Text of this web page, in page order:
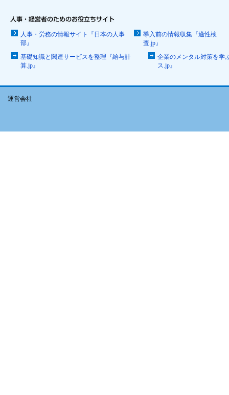
人事・労務の情報サイト『日本の人事
部』
導入前の情報収集『適性検
査.jp』
基礎知識と関連サービスを整理『給与計
算.jp』
企業のメンタル対策を学
ス.jp』
運営会社